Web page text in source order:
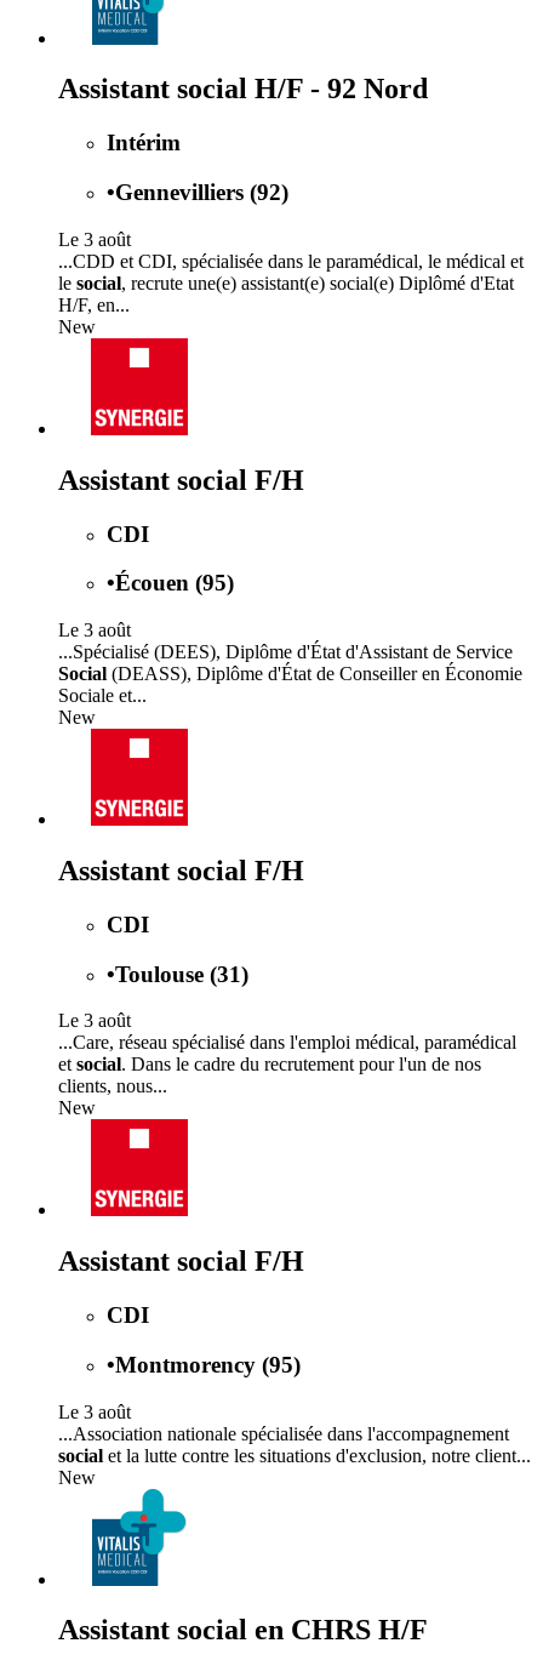
Assistant social H/F - 92 Nord
Intérim
•Gennevilliers (92)
Le 3 août
...CDD et CDI, spécialisée dans le paramédical, le médical et
le social, recrute une(e) assistant(e) social(e) Diplômé d'Etat
H/F, en...
New
Assistant social F/H
CDI
•Écouen (95)
Le 3 août
...Spécialisé (DEES), Diplôme d'État d'Assistant de Service
Social (DEASS), Diplôme d'État de Conseiller en Économie
Sociale et...
New
Assistant social F/H
CDI
•Toulouse (31)
Le 3 août
...Care, réseau spécialisé dans l'emploi médical, paramédical
et social. Dans le cadre du recrutement pour l'un de nos
clients, nous...
New
Assistant social F/H
CDI
•Montmorency (95)
Le 3 août
...Association nationale spécialisée dans l'accompagnement
social et la lutte contre les situations d'exclusion, notre client...
New
Assistant social en CHRS H/F